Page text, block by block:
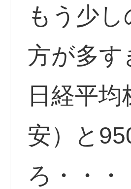
もう少
方が多す
日経平
安）と
ろ・・・